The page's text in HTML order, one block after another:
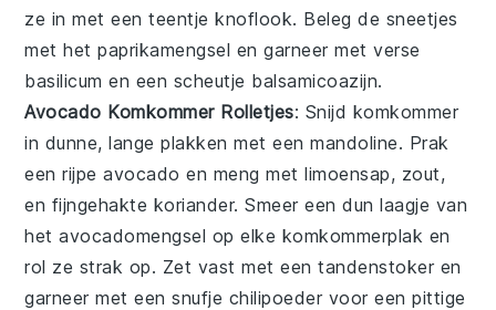
ze in met een teentje knoflook. Beleg de sneetjes
met het paprikamengsel en garneer met verse
basilicum en een scheutje balsamicoazijn.
Avocado Komkommer Rolletjes: Snijd komkommer
in dunne, lange plakken met een mandoline. Prak
een rijpeavocado en meng metlimoensap, zout,
en fijngehakte koriander. Smeer een dun laagje van
het avocadomengsel op elke komkommerplak en
rol ze strak op. Zet vast met een tandenstoker en
garneer met een snufje chilipoeder voor een pittige